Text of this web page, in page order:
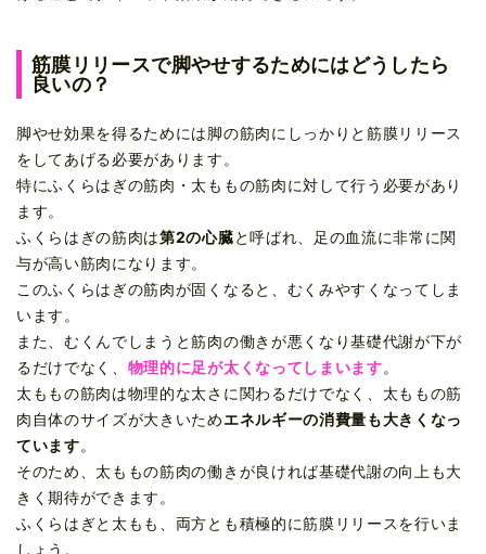
筋膜リリースで脚やせするためにはどうしたら
良いの？
脚やせ効果を得るためには脚の筋肉にしっかりと筋膜リリース
をしてあげる必要があります。
特にふくらはぎの筋肉・太ももの筋肉に対して行う必要があり
ます。
ふくらはぎの筋肉は第2の心臓と呼ばれ、足の血流に非常に関
与が高い筋肉になります。
このふくらはぎの筋肉が固くなると、むくみやすくなってしま
います。
また、むくんでしまうと筋肉の働きが悪くなり基礎代謝が下が
るだけでなく、 物理的に足が太くなってしまいます。
太ももの筋肉は物理的な太さに関わるだけでなく、太ももの筋
肉自体のサイズが大きいためエネルギーの消費量も大きくなっ
ています。
そのため、太ももの筋肉の働きが良ければ基礎代謝の向上も大
きく期待ができます。
ふくらはぎと太もも、両方とも積極的に筋膜リリースを行いま
しょう。